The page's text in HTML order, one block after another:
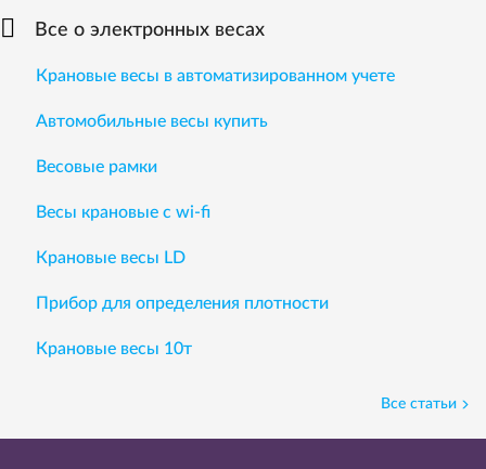
Все о электронных весах
Крановые весы в автоматизированном учете
Автомобильные весы купить
Весовые рамки
Весы крановые с wi-fi
Крановые весы LD
Прибор для определения плотности
Крановые весы 10т
Все статьи